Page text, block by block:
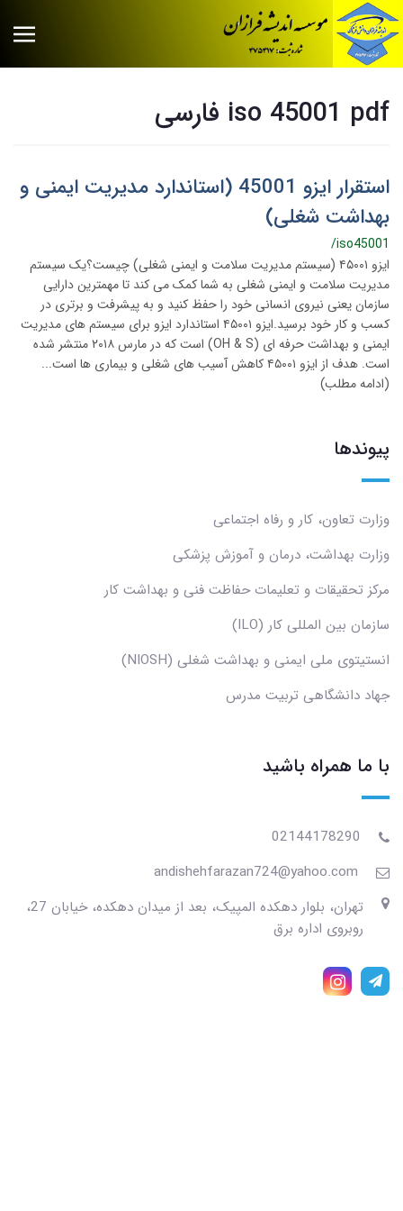
iso 45001 pdf فارسی
استقرار ایزو 45001 (استاندارد مدیریت ایمنی و
بهداشت شغلی)
/iso45001
ایزو ۴۵۰۰۱ (سیستم مدیریت سلامت و ایمنی شغلی) چیست؟یک سیستم
مدیریت سلامت و ایمنی شغلی به شما کمک می کند تا مهمترین دارایی
سازمان یعنی نیروی انسانی خود را حفظ کنید و به پیشرفت و برتری در
کسب و کار خود برسید.ایزو ۴۵۰۰۱ استاندارد ایزو برای سیستم های مدیریت
ایمنی و بهداشت حرفه ای (OH & S) است که در مارس ۲۰۱۸ منتشر شده
است. هدف از ایزو ۴۵۰۰۱ کاهش آسیب های شغلی و بیماری ها است...
(ادامه مطلب)
پیوندها
وزارت تعاون، کار و رفاه اجتماعی
وزارت بهداشت، درمان و آموزش پزشکی
مرکز تحقیقات و تعلیمات حفاظت فنی و بهداشت کار
سازمان بین المللی کار (ILO)
انستیتوی ملی ایمنی و بهداشت شغلی (NIOSH)
جهاد دانشگاهی تربیت مدرس
با ما همراه باشید
02144178290
andishehfarazan724@yahoo.com
تهران، بلوار دهکده المپیک، بعد از میدان دهکده، خیابان 27،
روبروی اداره برق